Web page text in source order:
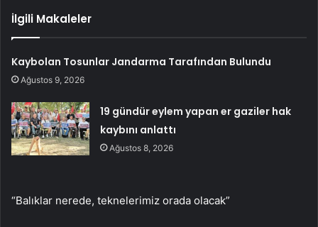
İlgili Makaleler
Kaybolan Tosunlar Jandarma Tarafından Bulundu
Ağustos 9, 2026
19 gündür eylem yapan er gaziler hak
kaybını anlattı
Ağustos 8, 2026
“Balıklar nerede, teknelerimiz orada olacak”